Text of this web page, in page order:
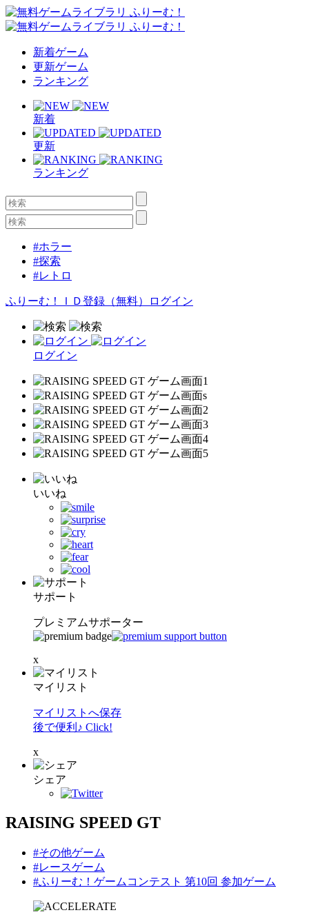
新着ゲーム
更新ゲーム
ランキング
新着
更新
ランキング
#ホラー
#探索
#レトロ
ふりーむ！ＩＤ登録（無料） ログイン
ログイン
いいね
サポート
プレミアムサポーター
x
マイリスト
マイリストへ保存
後で便利♪ Click!
x
シェア
RAISING SPEED GT
#その他ゲーム
#レースゲーム
#ふりーむ！ゲームコンテスト 第10回 参加ゲーム